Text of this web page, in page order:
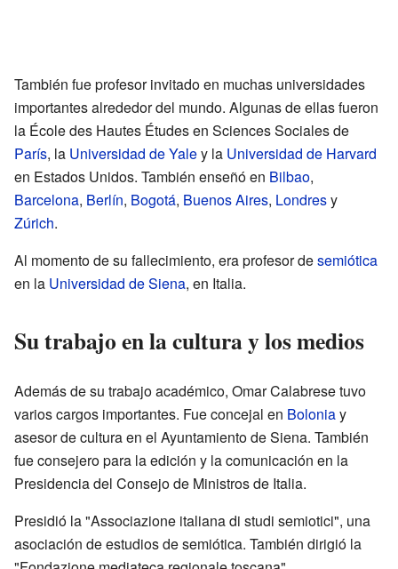
También fue profesor invitado en muchas universidades
importantes alrededor del mundo. Algunas de ellas fueron
la École des Hautes Études en Sciences Sociales de
París, la Universidad de Yaley la Universidad de Harvard
en Estados Unidos. También enseñó en Bilbao,
Barcelona, Berlín, Bogotá, Buenos Aires, Londresy
Zúrich.
Al momento de su fallecimiento, era profesor desemiótica
en la Universidad de Siena, en Italia.
Su trabajo en la cultura y los medios
Además de su trabajo académico, Omar Calabrese tuvo
varios cargos importantes. Fue concejal en Boloniay
asesor de cultura en el Ayuntamiento de Siena. También
fue consejero para la edición y la comunicación en la
Presidencia del Consejo de Ministros de Italia.
Presidió la "Associazione italiana di studi semiotici", una
asociación de estudios de semiótica. También dirigió la